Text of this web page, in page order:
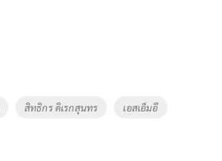
สิทธิกร ดิเรกสุนทร เอสเอ็มอี